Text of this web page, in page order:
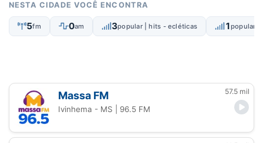
NESTA CIDADE VOCÊ ENCONTRA
5fm 0am 3popular | hits - ecléticas 1popular |
Massa FM 57.5 mil
Ivinhema - MS | 96.5 FM